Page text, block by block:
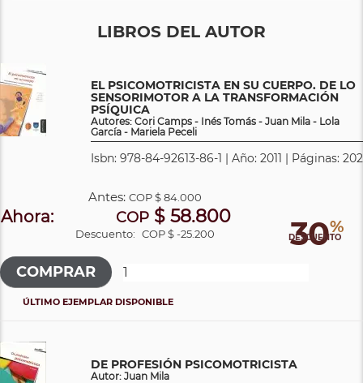
LIBROS DEL AUTOR
EL PSICOMOTRICISTA EN SU CUERPO. DE LO
SENSORIMOTOR A LA TRANSFORMACIÓN
PSÍQUICA
Autores: Cori Camps - Inés Tomás - Juan Mila - Lola
García - Mariela Peceli
Isbn: 978-84-92613-86-1 | Año: 2011 | Páginas: 202
30%
DESCUENTO
Antes:COP$ 84.000
Ahora: COP $ 58.800
Descuento: COP $ -25.200
ÚLTIMO EJEMPLAR DISPONIBLE
DE PROFESIÓN PSICOMOTRICISTA
Autor: Juan Mila